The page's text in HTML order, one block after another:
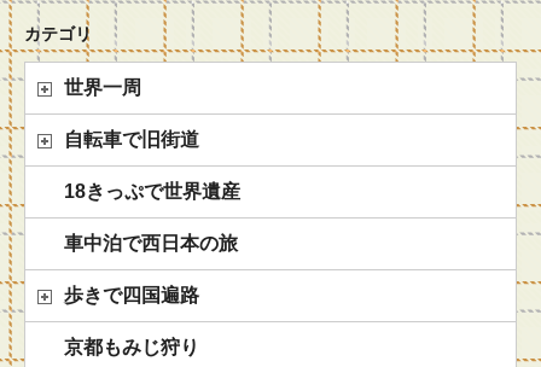
カテゴリ
世界一周
自転車で旧街道
18きっぷで世界遺産
車中泊で西日本の旅
歩きで四国遍路
京都もみじ狩り